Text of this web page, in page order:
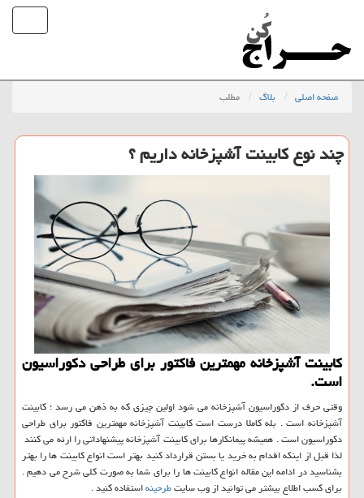
صفحه اصلی بلاگ مطلب
چند نوع كابینت آشپزخانه داریم ؟
كابینت آشپزخانه مهمترین فاكتور برای طراحی دكوراسیون
است.
وقتی حرف از دکوراسیون آشپزخانه می شود اولین چیزی که به ذهن می رسد ؛ کابینت
آشپزخانه است . بله کاملا درست است کابینت آشپزخانه مهمترین فاکتور برای طراحی
دکوراسیون است . همیشه پیمانکارها برای کابینت آشپزخانه پیشنهاداتی را ارئه می کنند
لذا قبل از اینکه اقدام به خرید یا بستن قرارداد کنید بهتر است انواع کابینت ها را بهتر
بشناسید در ادامه این مقاله انواع کابینت ها را برای شما به صورت کلی شرح می دهیم .
برای کسب اطلاع بیشتر می توانید از وب سایتطرحینهاستفاده کنید .